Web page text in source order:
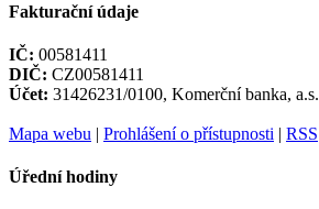
Fakturační údaje
IČ: 00581411
DIČ: CZ00581411
Účet: 31426231/0100, Komerční banka, a.s.
Mapa webu | Prohlášení o přístupnosti | RSS
Úřední hodiny